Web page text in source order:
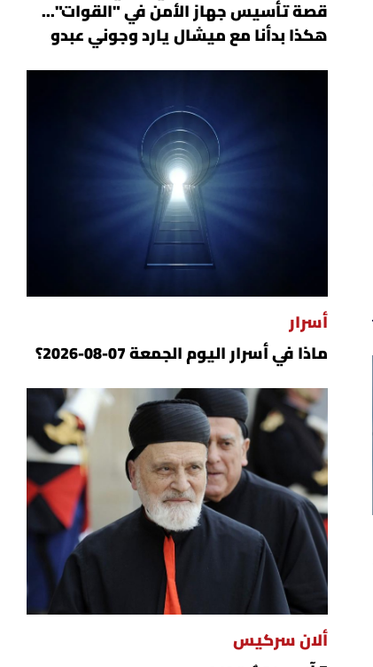
قصة تأسيس جهاز الأمن في "القوات"...
هكذا بدأنا مع ميشال يارد وجوني عبدو
أسرار
ماذا في أسرار اليوم الجمعة 07-08-2026؟
ألان سركيس